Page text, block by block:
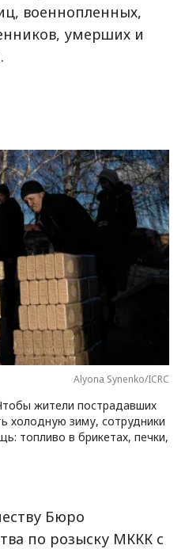
военнопленных,
умерших и
Alyona Synenko/ICRC
жители пострадавших
холодную зиму, сотрудники
топливо в брикетах, печки,
Бюро
по розыску МККК с